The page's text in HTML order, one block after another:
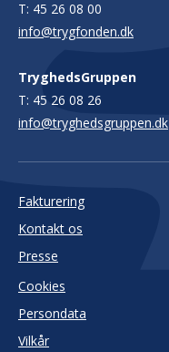
T: 45 26 08 00
info@trygfonden.dk
TryghedsGruppen
T: 45 26 08 26
info@tryghedsgruppen.dk
Fakturering
Kontakt os
Presse
Cookies
Persondata
Vilkår